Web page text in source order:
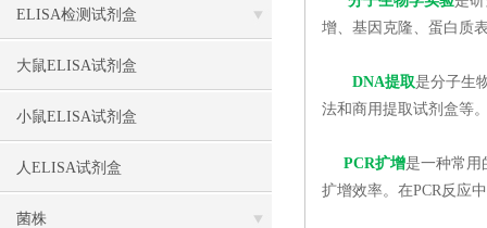
ELISA检测试剂盒
大鼠ELISA试剂盒
小鼠ELISA试剂盒
人ELISA试剂盒
菌株
增、基因克隆、蛋白质
DNA提取是分子生
法和商用提取试剂盒等
PCR扩增是一种常用
扩增效率。在PCR反应